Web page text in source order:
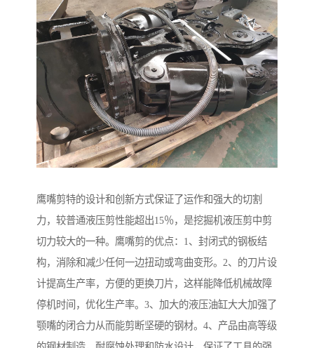
鹰嘴剪特的设计和创新方式保证了运作和强大的切割
力，较普通液压剪性能超出15％，是挖掘机液压剪中剪
切力较大的一种。鹰嘴剪的优点：1、封闭式的钢板结
构，消除和减少任何一边扭动或弯曲变形。2、的刀片设
计提高生产率，方便的更换刀片，这样能降低机械故障
停机时间，优化生产率。3、加大的液压油缸大大加强了
颚嘴的闭合力从而能剪断坚硬的钢材。4、产品由高等级